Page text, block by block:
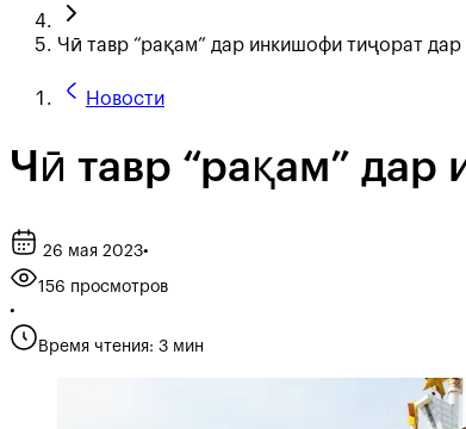
Чӣ тавр “рақам” дар инкишофи тиҷорат дар
Новости
Чӣ тавр “рақам”
26 мая 2023•
156 просмотров
•
Время чтения: 3 мин